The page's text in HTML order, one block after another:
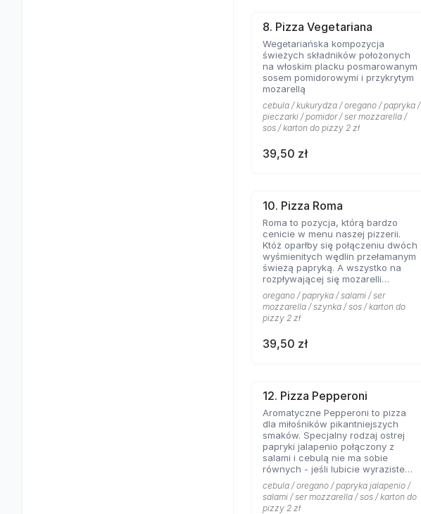
8. Pizza Vegetariana
Wegetariańska kompozycja
świeżych składników położonych
na włoskim placku posmarowanym
sosem pomidorowymi i przykrytym
mozarellą
cebula / kukurydza / oregano / papryka /
pieczarki / pomidor / ser mozzarella /
sos / karton do pizzy 2 zł
39,50 zł
10. Pizza Roma
Roma to pozycja, którą bardzo
cenicie w menu naszej pizzerii.
Któż oparłby się połączeniu dwóch
wyśmienitych wędlin przełamanym
świeżą papryką. A wszystko na
rozpływającej się mozarelli
posypanej oregano.
oregano / papryka / salami / ser
mozzarella / szynka / sos / karton do
pizzy 2 zł
39,50 zł
12. Pizza Pepperoni
Aromatyczne Pepperoni to pizza
dla miłośników pikantniejszych
smaków. Specjalny rodzaj ostrej
papryki jalapenio połączony z
salami i cebulą nie ma sobie
równych - jeśli lubicie wyraziste
składniki na roztopionej mozarelli.
cebula / oregano / papryka jalapenio /
salami / ser mozzarella / sos / karton do
pizzy 2 zł